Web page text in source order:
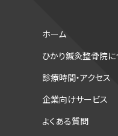
ホーム
ひかり鍼灸整骨院に
診療時間・アクセス
企業向けサービス
よくある質問